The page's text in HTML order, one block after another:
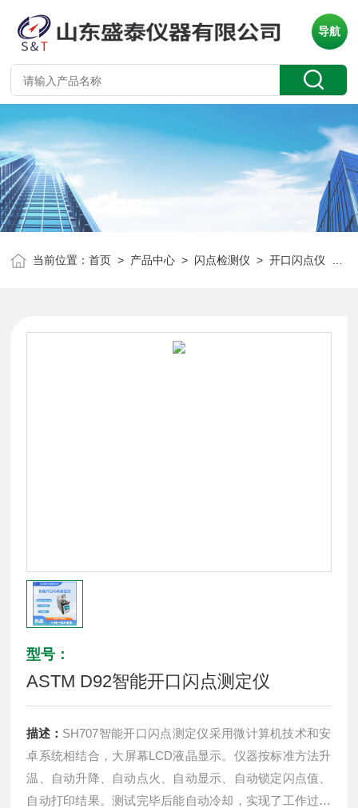
导航
当前位置：首页 > 产品中心 > 闪点检测仪 >开口闪点仪
型号：
ASTM D92智能开口闪点测定仪
描述： SH707智能开口闪点测定仪采用微计算机技术和安
卓系统相结合，大屏幕LCD液晶显示。仪器按标准方法升
温、自动升降、自动点火、自动显示、自动锁定闪点值、
自动打印结果。测试完毕后能自动冷却，实现了工作过程